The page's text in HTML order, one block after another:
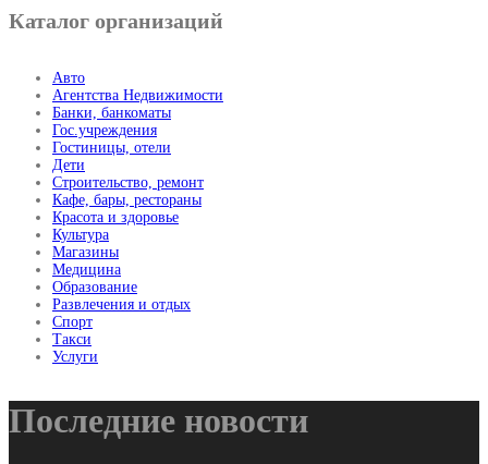
Каталог организаций
Авто
Агентства Недвижимости
Банки, банкоматы
Гос.учреждения
Гостиницы, отели
Дети
Строительство, ремонт
Кафе, бары, рестораны
Красота и здоровье
Культура
Магазины
Медицина
Образование
Развлечения и отдых
Спорт
Такси
Услуги
Последние новости